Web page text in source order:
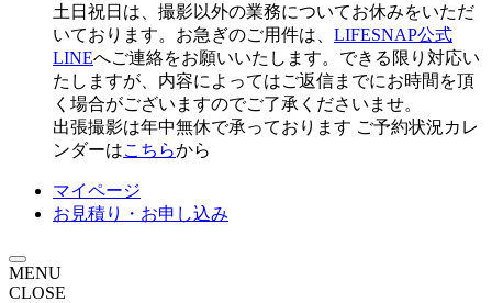
土日祝日は、撮影以外の業務についてお休みをいただ
いております。お急ぎのご用件は、 LIFESNAP公式
LINEへご連絡をお願いいたします。できる限り対応い
たしますが、内容によってはご返信までにお時間を頂
く場合がございますのでご了承くださいませ。
出張撮影は年中無休で承っております ご予約状況カレ
ンダーはこちらから
マイページ
お見積り・お申し込み
MENU
CLOSE